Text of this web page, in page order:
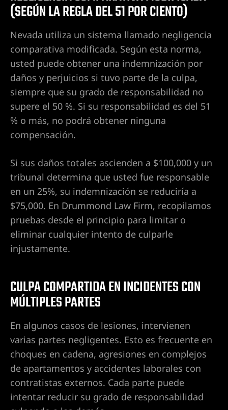
(SEGÚN LA REGLA DEL 51 POR CIENTO)
Nevada utiliza un sistema llamado negligencia
comparativa modificada. Según esta norma,
usted puede obtener una indemnización por
daños y perjuicios si tuvo parte de la culpa,
siempre que su grado de responsabilidad no
supere el 50 %. Si su responsabilidad es del 51
% o más, no podrá obtener ninguna
compensación.
Si sus daños totales ascienden a $100,000 y un
tribunal determina que usted fue responsable
en un 25%, su indemnización se reduciría a
$75,000. En Drummond Law Firm, recopilamos
pruebas desde el principio para limitar o
eliminar cualquier intento de culparle
injustamente.
CULPA COMPARTIDA EN INCIDENTES CON
MÚLTIPLES PARTES
En algunos casos de lesiones, intervienen
varias partes negligentes. Esto es frecuente en
choques en cadena, agresiones en complejos
de apartamentos y accidentes laborales con
contratistas externos. Cada parte puede
intentar reducir su grado de responsabilidad
en
Las
Las
Las
Las
Las